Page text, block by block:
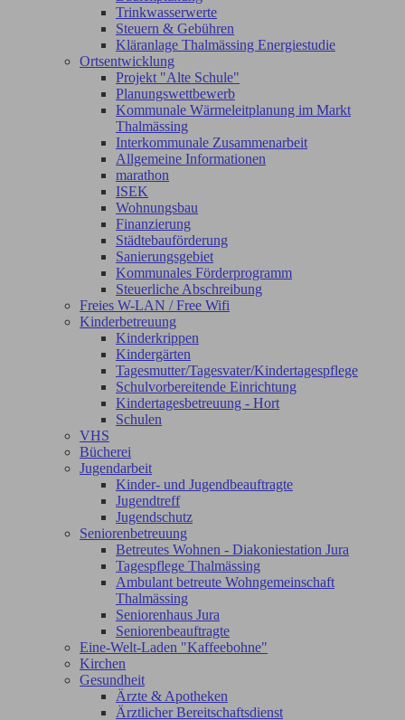
Trinkwasserwerte
Steuern & Gebühren
Kläranlage Thalmässing Energiestudie
Ortsentwicklung
Projekt "Alte Schule"
Planungswettbewerb
Kommunale Wärmeleitplanung im Markt
Thalmässing
Interkommunale Zusammenarbeit
Allgemeine Informationen
marathon
ISEK
Wohnungsbau
Finanzierung
Städtebauförderung
Sanierungsgebiet
Kommunales Förderprogramm
Steuerliche Abschreibung
Freies W-LAN / Free Wifi
Kinderbetreuung
Kinderkrippen
Kindergärten
Tagesmutter/Tagesvater/Kindertagespflege
Schulvorbereitende Einrichtung
Kindertagesbetreuung - Hort
Schulen
VHS
Bücherei
Jugendarbeit
Kinder- und Jugendbeauftragte
Jugendtreff
Jugendschutz
Seniorenbetreuung
Betreutes Wohnen - Diakoniestation Jura
Tagespflege Thalmässing
Ambulant betreute Wohngemeinschaft
Thalmässing
Seniorenhaus Jura
Seniorenbeauftragte
Eine-Welt-Laden "Kaffeebohne"
Kirchen
Gesundheit
Ärzte & Apotheken
Ärztlicher Bereitschaftsdienst